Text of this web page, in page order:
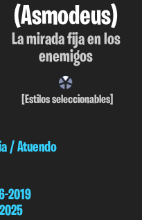
(Asmodeus)
La mirada fija en los
enemigos
[Estilos seleccionables]
/ Atuendo
2019